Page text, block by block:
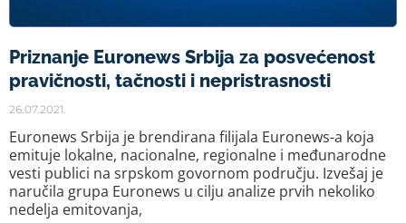
Priznanje Euronews Srbija za posvećenost
pravičnosti, tačnosti i nepristrasnosti
26.07.2021.
Euronews Srbija je brendirana filijala Euronews-a koja
emituje lokalne, nacionalne, regionalne i međunarodne
vesti publici na srpskom govornom području. Izvešaj je
naručila grupa Euronews u cilju analize prvih nekoliko
nedelja emitovanja,